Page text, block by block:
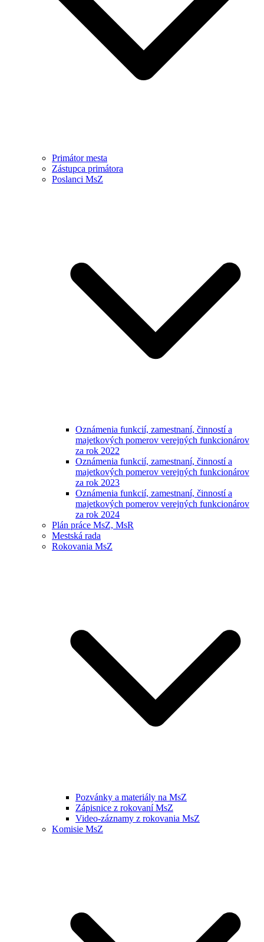
Primátor mesta
Zástupca primátora
Poslanci MsZ
Oznámenia funkcií, zamestnaní, činností a
majetkových pomerov verejných funkcionárov
za rok 2022
Oznámenia funkcií, zamestnaní, činností a
majetkových pomerov verejných funkcionárov
za rok 2023
Oznámenia funkcií, zamestnaní, činností a
majetkových pomerov verejných funkcionárov
za rok 2024
Plán práce MsZ, MsR
Mestská rada
Rokovania MsZ
Pozvánky a materiály na MsZ
Zápisnice z rokovaní MsZ
Video-záznamy z rokovania MsZ
Komisie MsZ